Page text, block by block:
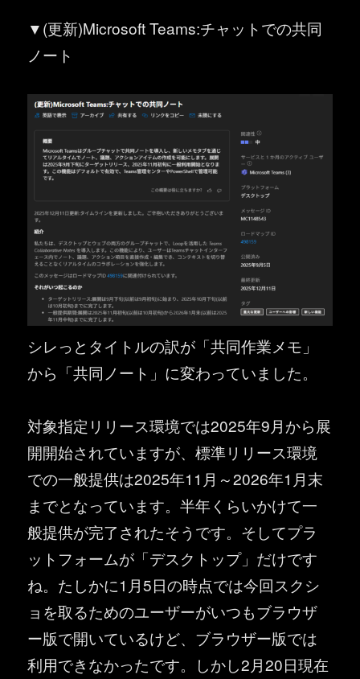
▼(更新)Microsoft Teams:チャットでの共同
ノート
シレっとタイトルの訳が「共同作業メモ」
から「共同ノート」に変わっていました。
対象指定リリース環境では2025年9月から展
開開始されていますが、標準リリース環境
での一般提供は2025年11月～2026年1月末
までとなっています。半年くらいかけて一
般提供が完了されたそうです。そしてプラ
ットフォームが「デスクトップ」だけです
ね。たしかに1月5日の時点では今回スクシ
ョを取るためのユーザーがいつもブラウザ
ー版で開いているけど、ブラウザー版では
利用できなかったです。しかし2月20日現在